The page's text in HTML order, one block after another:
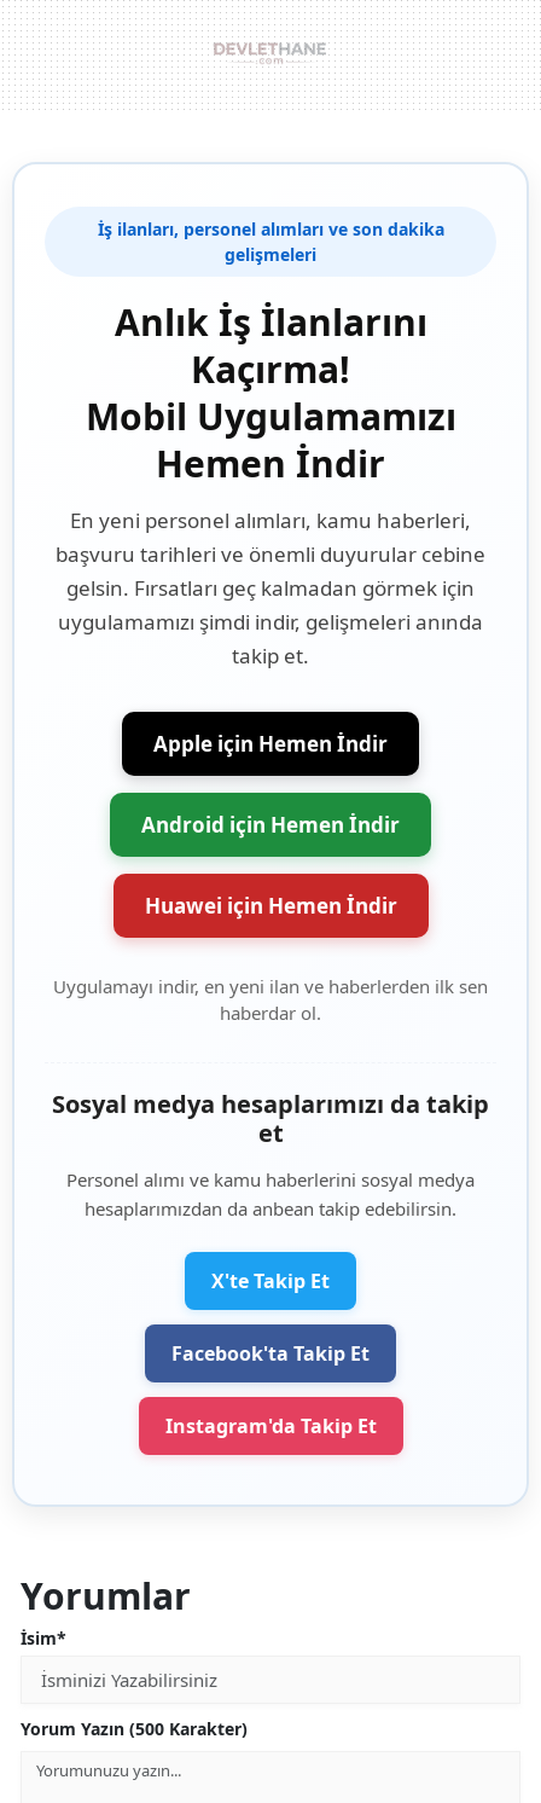
İş ilanları, personel alımları ve son dakika
gelişmeleri
Anlık İş İlanlarını
Kaçırma!
Mobil Uygulamamızı
Hemen İndir
En yeni personel alımları, kamu haberleri,
başvuru tarihleri ve önemli duyurular cebine
gelsin. Fırsatları geç kalmadan görmek için
uygulamamızı şimdi indir, gelişmeleri anında
takip et.
Apple için Hemen İndir
Android için Hemen İndir
Huawei için Hemen İndir
Uygulamayı indir, en yeni ilan ve haberlerden ilk sen
haberdar ol.
Sosyal medya hesaplarımızı da takip
et
Personel alımı ve kamu haberlerini sosyal medya
hesaplarımızdan da anbean takip edebilirsin.
X'te Takip Et
Facebook'ta Takip Et
Instagram'da Takip Et
Yorumlar
İsim*
Yorum Yazın (500 Karakter)